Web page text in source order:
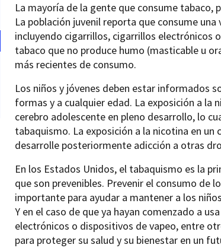
La mayoría de la gente que consume tabaco,
La población juvenil reporta que consume
incluyendo cigarrillos, cigarrillos electrónicos
tabaco que no produce humo (masticable u
más recientes de consumo.
Los niños y jóvenes deben estar informados
formas y a cualquier edad. La exposición a la
cerebro adolescente en pleno desarrollo, lo
tabaquismo. La exposición a la nicotina en
desarrolle posteriormente adicción a otras
En los Estados Unidos, el tabaquismo es la
que son prevenibles. Prevenir el consumo de
importante para ayudar a mantener a los
Y en el caso de que ya hayan comenzado a
electrónicos o dispositivos de vapeo, entre
para proteger su salud y su bienestar en un